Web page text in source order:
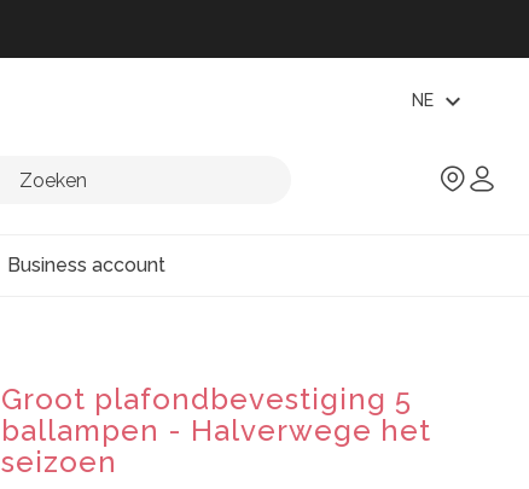
NE expand_more
Business account
Groot plafondbevestiging 5
ballampen - Halverwege het
seizoen